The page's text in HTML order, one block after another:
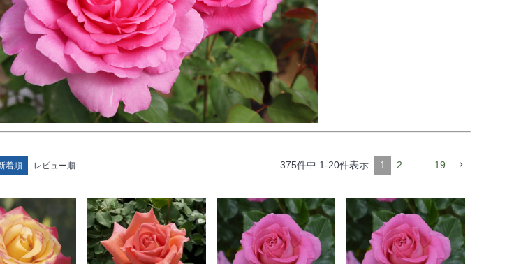
着順 レビュー順 375件中 1-20件表示 1 2 … 19